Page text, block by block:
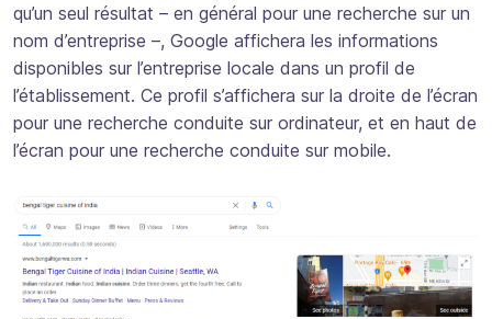
qu’un seul résultat – en général pour une recherche sur un
nom d’entreprise –, Google affichera les informations
disponibles sur l’entreprise locale dans un profil de
l’établissement. Ce profil s’affichera sur la droite de l’écran
pour une recherche conduite sur ordinateur, et en haut de
l’écran pour une recherche conduite sur mobile.